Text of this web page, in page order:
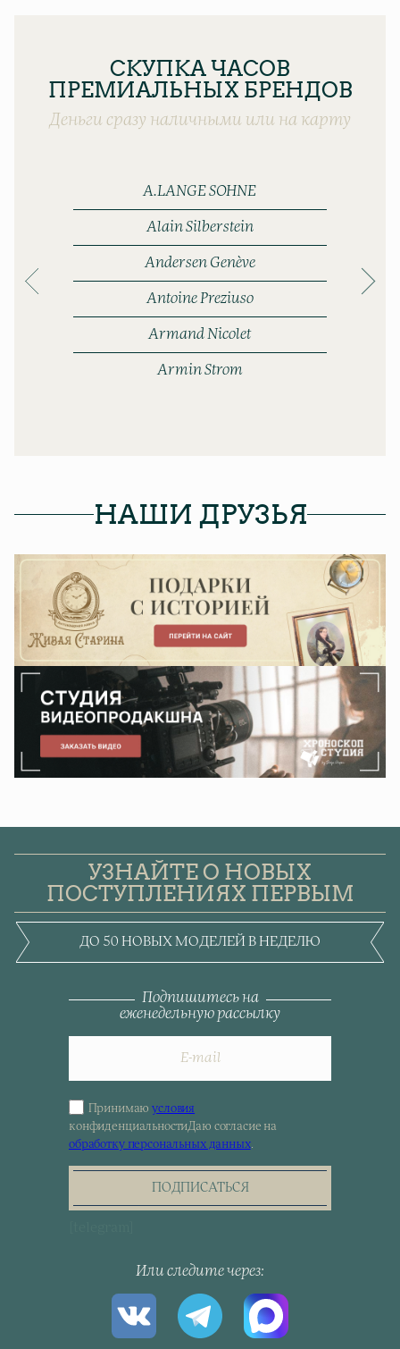
СКУПКА ЧАСОВ
ПРЕМИАЛЬНЫХ БРЕНДОВ
Деньги сразу наличными или на карту
A.LANGE SOHNE
Alain Silberstein
Andersen Genève
Antoine Preziuso
Armand Nicolet
Armin Strom
НАШИ ДРУЗЬЯ
УЗНАЙТЕ О НОВЫХ
ПОСТУПЛЕНИЯХ ПЕРВЫМ
ДО 50 НОВЫХ МОДЕЛЕЙ В НЕДЕЛЮ
Подпишитесь на
еженедельную рассылку
Sign
up
for
the
Принимаюусловия
конфиденциальностиДаю согласие на
обработку персональных данных.
ПОДПИСАТЬСЯ
Или следите через